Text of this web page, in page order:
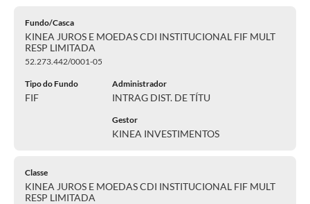
Fundo/Casca
KINEA JUROS E MOEDAS CDI INSTITUCIONAL FIF MULT
RESP LIMITADA
52.273.442/0001-05
Tipo do Fundo
FIF
Administrador
INTRAG DIST. DE TÍTU
Gestor
KINEA INVESTIMENTOS
Classe
KINEA JUROS E MOEDAS CDI INSTITUCIONAL FIF MULT
RESP LIMITADA